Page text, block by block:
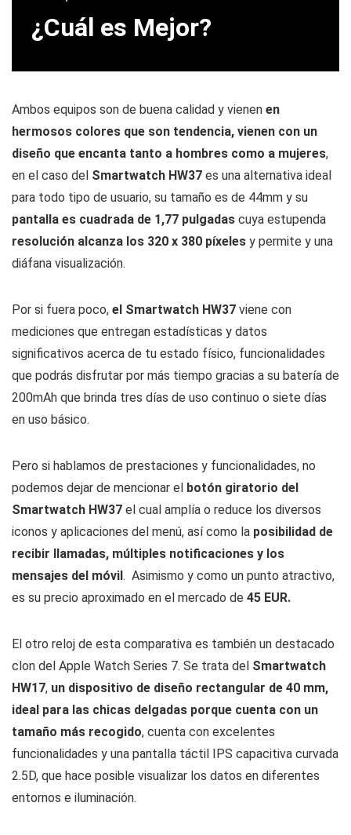
¿Cuál es Mejor?
Ambos equipos son de buena calidad y vienen en
hermosos colores que son tendencia, vienen con un
diseño que encanta tanto a hombres como a mujeres,
en el caso del Smartwatch HW37 es una alternativa ideal
para todo tipo de usuario, su tamaño es de 44mm y su
pantalla es cuadrada de 1,77 pulgadas cuya estupenda
resolución alcanza los 320 x 380 píxeles y permite y una
diáfana visualización.
Por si fuera poco, el Smartwatch HW37 viene con
mediciones que entregan estadísticas y datos
significativos acerca de tu estado físico, funcionalidades
que podrás disfrutar por más tiempo gracias a su batería de
200mAh que brinda tres días de uso continuo o siete días
en uso básico.
Pero si hablamos de prestaciones y funcionalidades, no
podemos dejar de mencionar el botón giratorio del
Smartwatch HW37 el cual amplía o reduce los diversos
iconos y aplicaciones del menú, así como la posibilidad de
recibir llamadas, múltiples notificaciones y los
mensajes del móvil. Asimismo y como un punto atractivo,
es su precio aproximado en el mercado de 45 EUR.
El otro reloj de esta comparativa es también un destacado
clon del Apple Watch Series 7. Se trata del Smartwatch
HW17, un dispositivo de diseño rectangular de 40 mm,
ideal para las chicas delgadas porque cuenta con un
tamaño más recogido, cuenta con excelentes
funcionalidades y una pantalla táctil IPS capacitiva curvada
2.5D, que hace posible visualizar los datos en diferentes
entornos e iluminación.